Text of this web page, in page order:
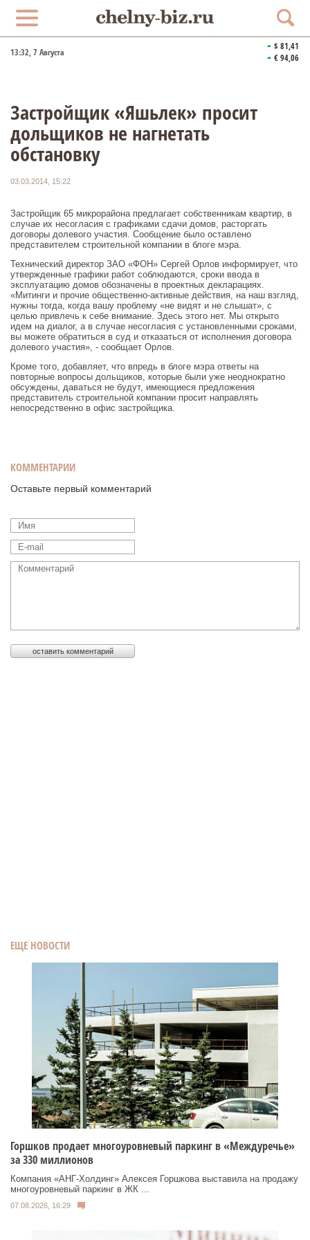
13:33, 7 Августа
$ 81,41
€ 94,06
ЕЩЕ НОВОСТИ
Горшков продает многоуровневый паркинг в «Междуречье»
за 330 миллионов
Компания «АНГ-Холдинг» Алексея Горшкова выставила на продажу
многоуровневый паркинг в ЖК ...
07.08.2026, 16:29
Застройщик «Яшьлек» просит
дольщиков не нагнетать
обстановку
03.03.2014, 15:22
Застройщик 65 микрорайона предлагает собственникам квартир, в
случае их несогласия с графиками сдачи домов, расторгать
договоры долевого участия. Сообщение было оставлено
представителем строительной компании в блоге мэра.
Технический директор ЗАО «ФОН» Сергей Орлов информирует, что
утвержденные графики работ соблюдаются, сроки ввода в
эксплуатацию домов обозначены в проектных декларациях.
«Митинги и прочие общественно-активные действия, на наш взгляд,
нужны тогда, когда вашу проблему «не видят и не слышат», с
целью привлечь к себе внимание. Здесь этого нет. Мы открыто
идем на диалог, а в случае несогласия с установленными сроками,
вы можете обратиться в суд и отказаться от исполнения договора
долевого участия», - сообщает Орлов.
Кроме того, добавляет, что впредь в блоге мэра ответы на
повторные вопросы дольщиков, которые были уже неоднократно
обсуждены, даваться не будут, имеющиеся предложения
представитель строительной компании просит направлять
непосредственно в офис застройщика.
КОММЕНТАРИИ
Оставьте первый комментарий